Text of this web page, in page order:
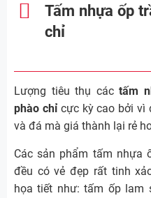
Tấm nhựa ốp
chỉ
Lượng tiêu thụ cáctấm
phào chỉcực kỳ cao bởi vì
và đá mà giá thành lại rẻ
Các sản phẩm tấm nhựa
đều có vẻ đẹp rất tinh
họa tiết như: tấm ốp lam